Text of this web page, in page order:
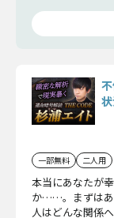
一部無料 二人用
本当にあなたが
か……。まずはあ
人はどんな関係